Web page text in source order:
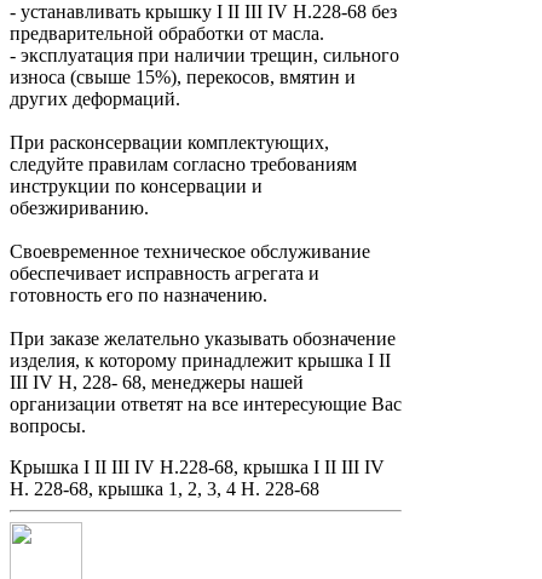
- устанавливать крышку І ІІ ІІІ IV Н.228-68 без
предварительной обработки от масла.
- эксплуатация при наличии трещин, сильного
износа (свыше 15%), перекосов, вмятин и
других деформаций.
При расконсервации комплектующих,
следуйте правилам согласно требованиям
инструкции по консервации и
обезжириванию.
Своевременное техническое обслуживание
обеспечивает исправность агрегата и
готовность его по назначению.
При заказе желательно указывать обозначение
изделия, к которому принадлежит крышка I II
III IV Н, 228- 68, менеджеры нашей
организации ответят на все интересующие Вас
вопросы.
Крышка I II III IV Н.228-68, крышка I II III IV
Н. 228-68, крышка 1, 2, 3, 4 Н. 228-68